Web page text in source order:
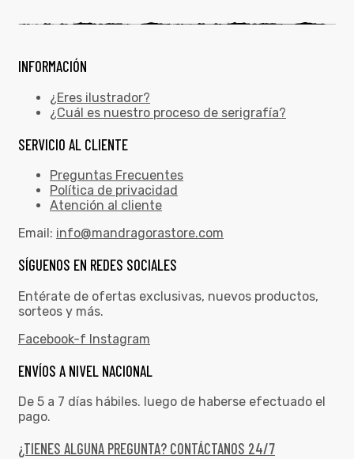
INFORMACIÓN
¿Eres ilustrador?
¿Cuál es nuestro proceso de serigrafía?
SERVICIO AL CLIENTE
Preguntas Frecuentes
Política de privacidad
Atención al cliente
Email: info@mandragorastore.com
SÍGUENOS EN REDES SOCIALES
Entérate de ofertas exclusivas, nuevos productos,
sorteos y más.
Facebook-f Instagram
ENVÍOS A NIVEL NACIONAL
De 5 a 7 días hábiles. luego de haberse efectuado el
pago.
¿TIENES ALGUNA PREGUNTA? CONTÁCTANOS 24/7